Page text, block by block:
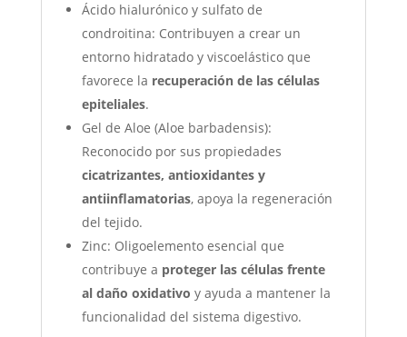
Ácido hialurónico y sulfato de
condroitina: Contribuyen a crear un
entorno hidratado y viscoelástico que
favorece la recuperación de las células
epiteliales.
Gel de Aloe (Aloe barbadensis):
Reconocido por sus propiedades
cicatrizantes, antioxidantes y
antiinflamatorias, apoya la regeneración
del tejido.
Zinc: Oligoelemento esencial que
contribuye a proteger las células frente
al daño oxidativo y ayuda a mantener la
funcionalidad del sistema digestivo.